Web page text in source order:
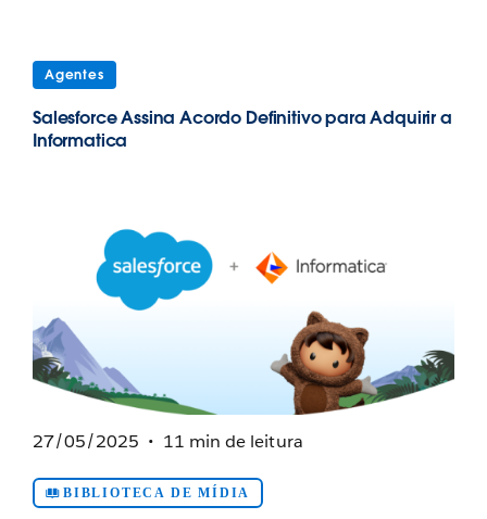
Agentes
Salesforce Assina Acordo Definitivo para Adquirir a
Informatica
27/05/2025 11 min de leitura
BIBLIOTECA DE MÍDIA